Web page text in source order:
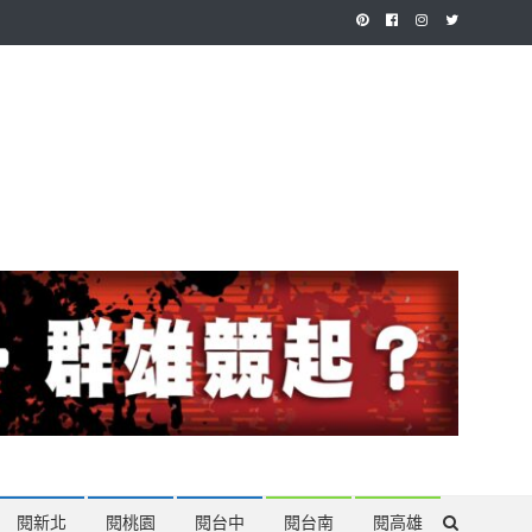
閱新北 閱桃園 閱台中 閱台南 閱高雄